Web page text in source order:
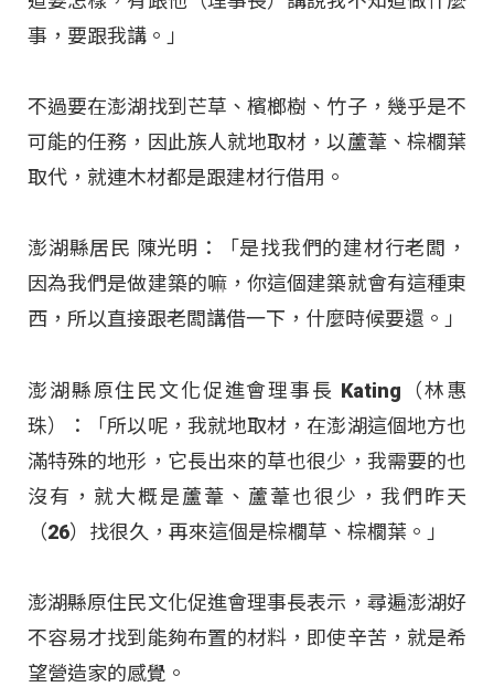
事，要跟我講。」
不過要在澎湖找到芒草、檳榔樹、竹子，幾乎是不
可能的任務，因此族人就地取材，以蘆葦、棕櫚葉
取代，就連木材都是跟建材行借用。
澎湖縣居民 陳光明：「是找我們的建材行老闆，
因為我們是做建築的嘛，你這個建築就會有這種東
西，所以直接跟老闆講借一下，什麼時候要還。」
澎湖縣原住民文化促進會理事長 Kating（林惠
珠）：「所以呢，我就地取材，在澎湖這個地方也
滿特殊的地形，它長出來的草也很少，我需要的也
沒有，就大概是蘆葦、蘆葦也很少，我們昨天
（26）找很久，再來這個是棕櫚草、棕櫚葉。」
澎湖縣原住民文化促進會理事長表示，尋遍澎湖好
不容易才找到能夠布置的材料，即使辛苦，就是希
望營造家的感覺。